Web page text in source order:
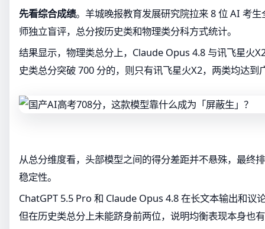
先看综合成绩。羊城晚报教育发展研究院拉来 8 位 AI 考
师独立盲评，总分按历史类和物理类分科方式统计。
结果显示，物理类总分上，Claude Opus 4.8 与讯飞星火
史类总分突破 700 分的，则只有讯飞星火X2，两类均达到
从总分维度看，头部模型之间的得分差距并不悬殊，最终
稳定性。
ChatGPT 5.5 Pro 和 Claude Opus 4.8 在长文本输出和议
但在历史类总分上未能跻身前两位，说明均衡表现本身也